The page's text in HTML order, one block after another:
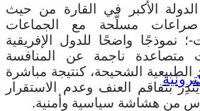
الدولة الأكبر في القارة من حيث
مسلَّحة مع الجماعات
؛ نموذجًا واضحًا للدول الإفريقية
متصاعدة ناجمة عن المنافسة
الشحيحة، كنتيجة مباشرة
يُنْذِر بتفاقم العنف وعدم الاستقرار
من هشاشة سياسية وأمنية.